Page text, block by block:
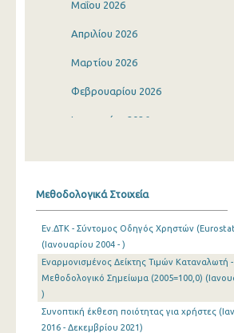
Μαΐου 2026
Απριλίου 2026
Μαρτίου 2026
Φεβρουαρίου 2026
Ιανουαρίου 2026
Σεπτεμβρίου 2025
Αυγούστου 2025
Ιουνίου 2025
Μεθοδολογικά Στοιχεία
Εν.ΔΤΚ - Σύντομος Οδηγός Χρηστών
(Ιανουαρίου 2004 - )
Εναρμονισμένος Δείκτης Τιμών Καταναλωτή -
Μεθοδολογικό Σημείωμα (2005=100,0)
)
Συνοπτική έκθεση ποιότητας για χρήστες
2016 - Δεκεμβρίου 2021)